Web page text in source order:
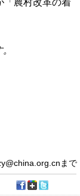
「農村改革の着
まで